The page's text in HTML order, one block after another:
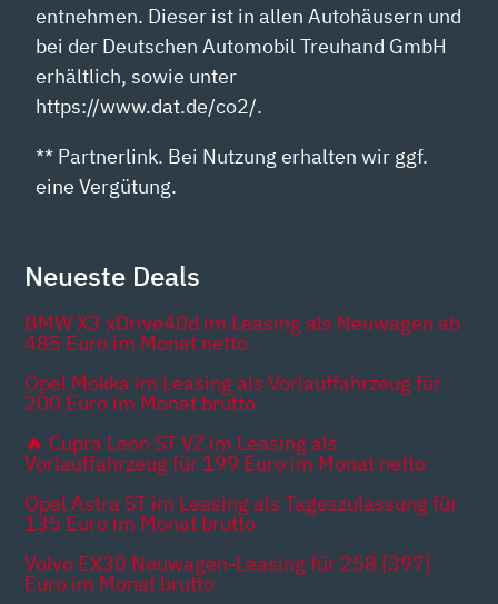
entnehmen. Dieser ist in allen Autohäusern und
bei der Deutschen Automobil Treuhand GmbH
erhältlich, sowie unter
https://www.dat.de/co2/.
** Partnerlink. Bei Nutzung erhalten wir ggf.
eine Vergütung.
Neueste Deals
BMW X3 xDrive40d im Leasing als Neuwagen ab
485 Euro im Monat netto
Opel Mokka im Leasing als Vorlauffahrzeug für
200 Euro im Monat brutto
🔥 Cupra Leon ST VZ im Leasing als
Vorlauffahrzeug für 199 Euro im Monat netto
Opel Astra ST im Leasing als Tageszulassung für
135 Euro im Monat brutto
Volvo EX30 Neuwagen-Leasing für 258 [397]
Euro im Monat brutto